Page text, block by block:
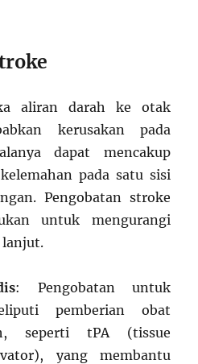
aliran darah ke otak
kerusakan pada
dapat mencakup
pada satu sisi
Pengobatan stroke
untuk mengurangi
lanjut.
: Pengobatan untuk
pemberian obat
seperti tPA (tissue
yang membantu